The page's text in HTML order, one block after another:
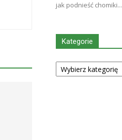
jak podnieść chomiki...
Kategorie
Kategorie